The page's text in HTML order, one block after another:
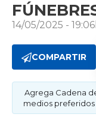
14/05/2025 -
COMPARTIR
Agrega Cadena
medios